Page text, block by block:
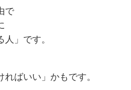
で
人」です。
ればいい」かもです。